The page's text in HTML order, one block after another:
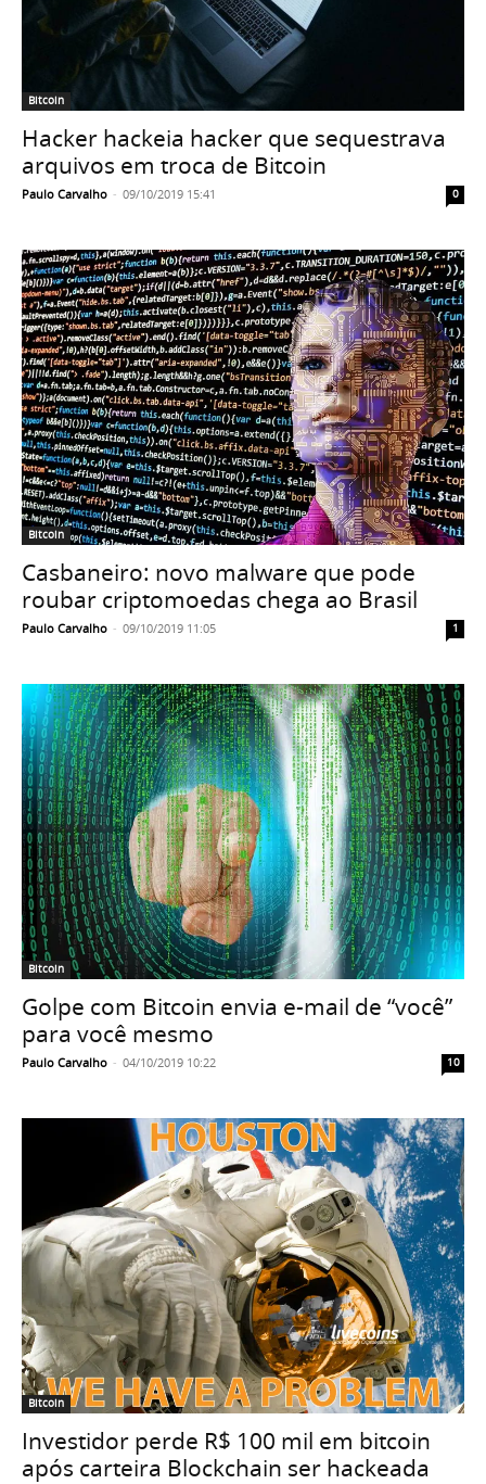
Bitcoin
Hacker hackeia hacker que sequestrava
arquivos em troca de Bitcoin
Paulo Carvalho - 09/10/2019 15:41 0
Bitcoin
Casbaneiro: novo malware que pode
roubar criptomoedas chega ao Brasil
Paulo Carvalho - 09/10/2019 11:05 1
Bitcoin
Golpe com Bitcoin envia e-mail de “você”
para você mesmo
Paulo Carvalho - 04/10/2019 10:22 10
Bitcoin
Investidor perde R$ 100 mil em bitcoin
após carteira Blockchain ser hackeada